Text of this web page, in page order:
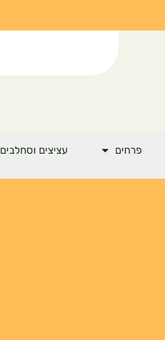
פרחים עציצים וסחלבים